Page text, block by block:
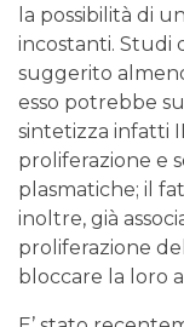
la possibilità di
incostanti. Studi
suggerito
esso potrebbe
sintetizza infatti
proliferazione e
plasmatiche; il
inoltre, già
proliferazione
bloccare la loro